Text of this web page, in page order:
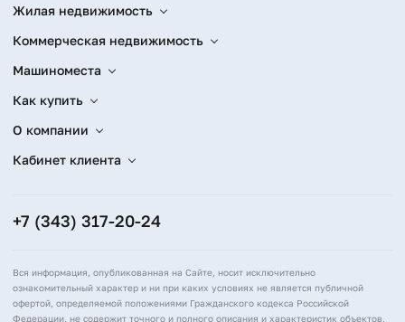
Жилая недвижимость
Коммерческая недвижимость
Машиноместа
Как купить
О компании
Кабинет клиента
+7 (343) 317-20-24
Вся информация, опубликованная на Сайте, носит исключительно
ознакомительный характер и ни при каких условиях не является публичной
офертой, определяемой положениями Гражданского кодекса Российской
Федерации, не содержит точного и полного описания и характеристик объектов,